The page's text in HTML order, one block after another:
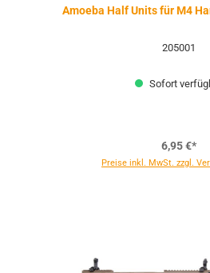
Amoeba Half Units für M4
205001
Sofort
6,95 €*
Preise inkl. MwSt. zzgl.